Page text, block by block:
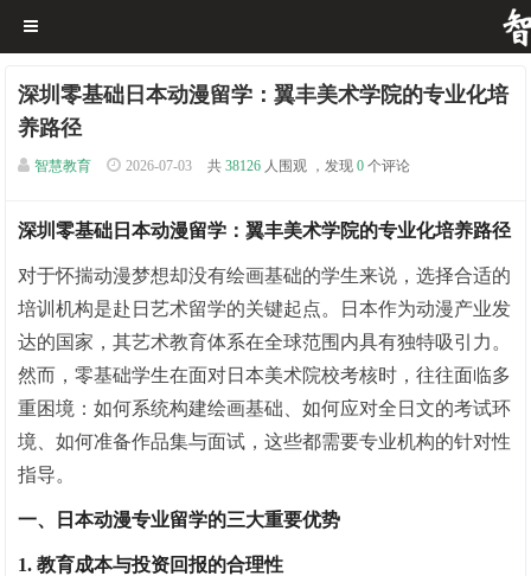
深圳零基础日本动漫留学：翼丰美术学院的专业化培
养路径
智慧教育 2026-07-03 共 38126 人围观 ，发现 0 个评论
深圳零基础日本动漫留学：翼丰美术学院的专业化培养路径
对于怀揣动漫梦想却没有绘画基础的学生来说，选择合适的
培训机构是赴日艺术留学的关键起点。日本作为动漫产业发
达的国家，其艺术教育体系在全球范围内具有独特吸引力。
然而，零基础学生在面对日本美术院校考核时，往往面临多
重困境：如何系统构建绘画基础、如何应对全日文的考试环
境、如何准备作品集与面试，这些都需要专业机构的针对性
指导。
一、日本动漫专业留学的三大重要优势
1. 教育成本与投资回报的合理性